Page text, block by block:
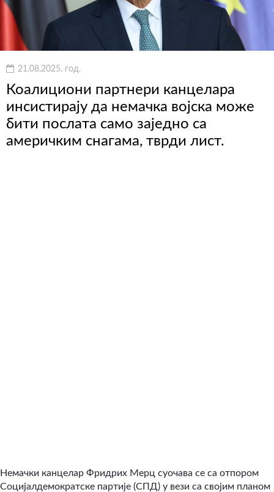
21.08.2025. год.
Коалициони партнери канцелара
инсистирају да немачка војска може
бити послата само заједно са
америчким снагама, тврди лист.
Немачки канцелар Фридрих Мерц суочава се са отпором
Социјалдемократске партије (СПД) у вези са својим планом